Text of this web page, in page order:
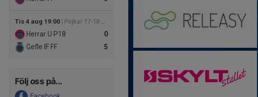
Tis 4 aug 19:00 | Pojkar 17-18 GUDH
0
Herrar U P18
5
Gefle IF FF
Följ oss på...